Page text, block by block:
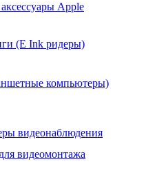
Apple
(E Ink ридеры)
компьютеры)
видеонаблюдения
видеомонтажа